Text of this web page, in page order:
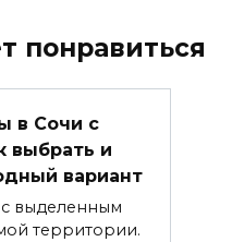
понравиться
в Сочи с
выбрать и
вариант
выделенным
территории.